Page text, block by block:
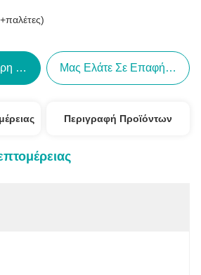
Τιμή Μας Ελάτε Σε Επαφή Με
Περιγραφή Προϊόντων